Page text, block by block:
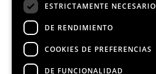
ESTRICTAMENTE NECESARIO
DE RENDIMIENTO
COOKIES DE PREFERENCIAS
DE FUNCIONALIDAD